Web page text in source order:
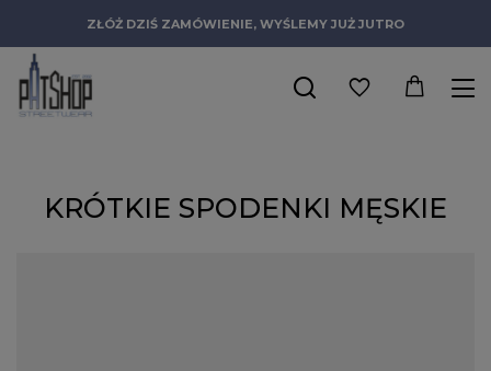
ZŁÓŻ DZIŚ ZAMÓWIENIE, WYŚLEMY JUŻ JUTRO
KRÓTKIE SPODENKI MĘSKIE